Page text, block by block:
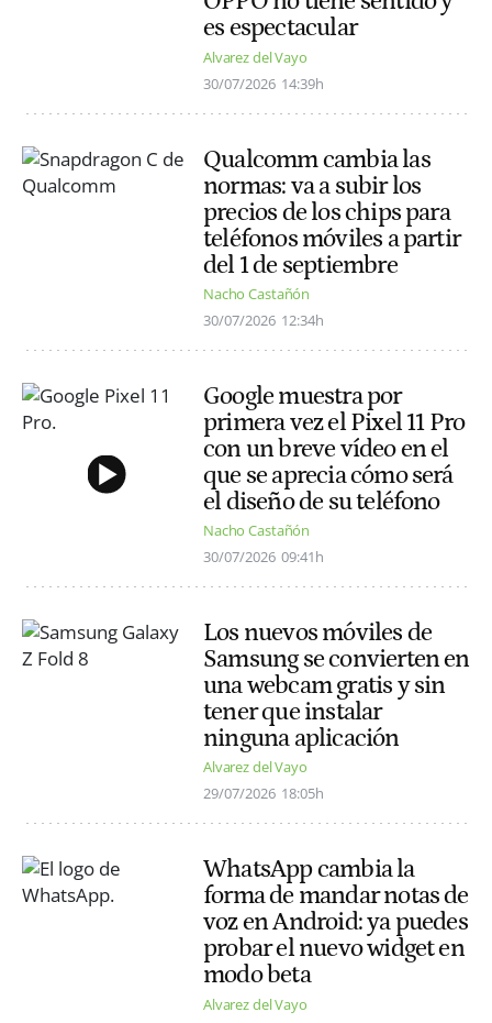
es espectacular
Alvarez del Vayo
30/07/2026 14:39h
Qualcomm cambia las
normas: va a subir los
precios de los chips para
teléfonos móviles a partir
del 1 de septiembre
Nacho Castañón
30/07/2026 12:34h
Google muestra por
primera vez el Pixel 11 Pro
con un breve vídeo en el
que se aprecia cómo será
el diseño de su teléfono
Nacho Castañón
30/07/2026 09:41h
Los nuevos móviles de
Samsung se convierten en
una webcam gratis y sin
tener que instalar
ninguna aplicación
Alvarez del Vayo
29/07/2026 18:05h
WhatsApp cambia la
forma de mandar notas de
voz en Android: ya puedes
probar el nuevo widget en
modo beta
Alvarez del Vayo